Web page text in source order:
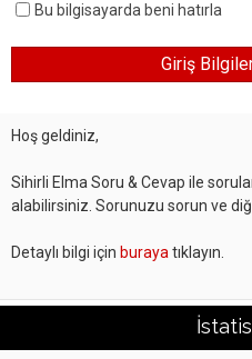
Bu bilgisayarda beni hatırla
Hoş geldiniz,
Sihirli Elma Soru & Cevap ile
alabilirsiniz. Sorunuzu sorun ve
Detaylı bilgi için buraya tıklayın.